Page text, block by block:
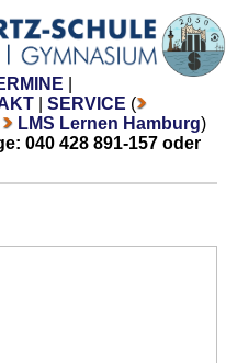
SERVICE (
LMS Lernen Hamburg)
040 428 891-157 oder